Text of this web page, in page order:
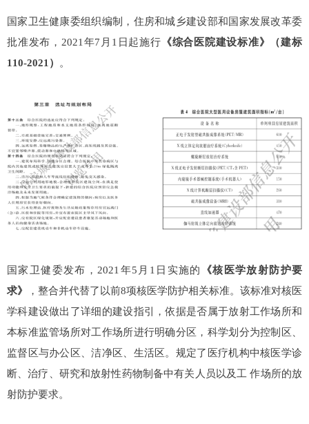
国家卫生健康委组织编制，住房和城乡建设部和国家发展改革委
批准发布，2021年7月1日起施行 《综合医院建设标准》（建标
110-2021） 。
国家卫健委发布，2021年5月1日实施的
《核医学放射防护要
求》
，整合并代替了以前8项核医学防护相关标准。该标准对核医
学科建设做出了详细的建设指引，依据是否属于放射工作场所和
本标准监管场所对工作场所进行明确分区，科学划分为控制区、
监督区与办公区、洁净区、生活区。规定了医疗机构中核医学诊
断、治疗、研究和放射性药物制备中有关人员以及工 作场所的放
射防护要求。